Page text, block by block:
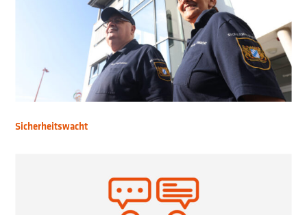
Sicherheitswacht